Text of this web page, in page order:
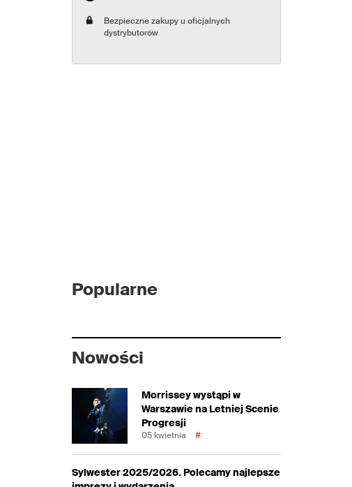
Bezpieczne zakupy u oficjalnych
dystrybutorów
Popularne
Nowości
Morrissey wystąpi w
Warszawie na Letniej Scenie
Progresji
05 kwietnia #
Sylwester 2025/2026. Polecamy najlepsze